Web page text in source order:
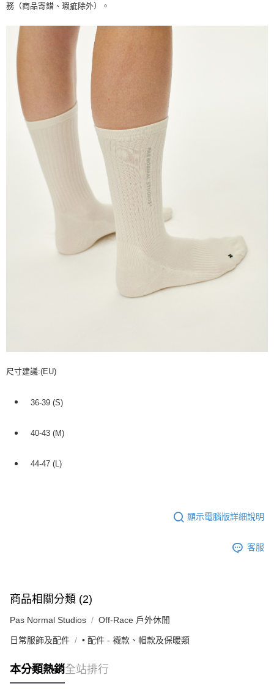
務（商品寄錯、瑕疵除外）
。
尺寸建議:(EU)
36-39 (S)
40-43 (M)
44-47 (L)
顯示電腦版詳細說明
客服
商品相關分類 (2)
Pas Normal Studios Off-Race 戶外休閒
日常服飾及配件 • 配件 - 襪款、帽款及保暖類
本分類熱銷全站排行